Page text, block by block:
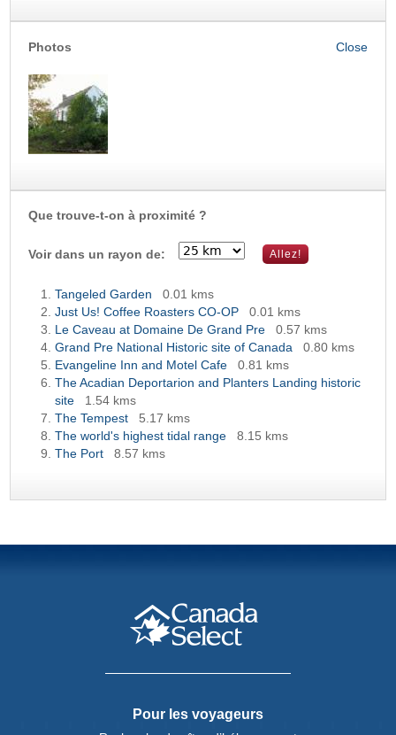
Photos
Que trouve-t-on à proximité ?
Voir dans un rayon de:
Tangeled Garden
0.01 kms
Just Us! Coffee Roasters CO-OP
0.01 kms
Le Caveau at Domaine De Grand Pre
0.57 kms
Grand Pre National Historic site of Canada
0.80 kms
Evangeline Inn and Motel Cafe
0.81 kms
The Acadian Deportarion and Planters Landing historic
site
1.54 kms
The Tempest
5.17 kms
The world's highest tidal range
8.15 kms
The Port
8.57 kms
Pour les voyageurs